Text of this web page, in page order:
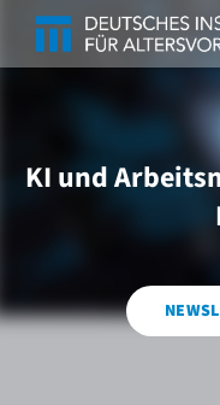
KI und